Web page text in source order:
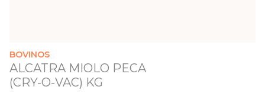
BOVINOS
ALCATRA MIOLO PECA
(CRY-O-VAC) KG